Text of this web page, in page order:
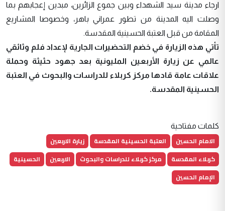
ارجاء مدينة سيد الشهداء وبين جموع الزائرين، مبدين إعجابهم بما
وصلت اليه المدينة من تطور عمراني باهر، وخصوصا المشاريع
المقامة من قبل العتبة الحسينية المقدسة.
تأتي هذه الزيارة في خضم التحضيرات الجارية لإعداد فلم وثائقي
عالمي عن زيارة الأربعين المليونية بعد جهود حثيثة وحملة
علاقات عامة قادها مركز كربلاء للدراسات والبحوث في العتبة
الحسينية المقدسة.
كلمات مفتاحية
الامام الحسين العتبة الحسينية المقدسة
زيارة الاربعين
كربلاء المقدسة
مركز كربلاء للدراسات والبحوث الاربعين
الحسينية
الإمام الحسين